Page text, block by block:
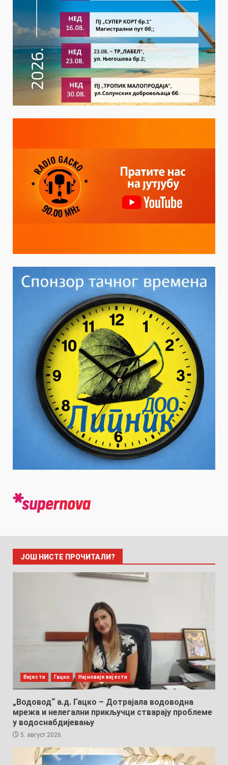
ЈОШ НИСТЕ ПРОЧИТАЛИ?
Вијести Гацко Најновије вијести
„Водовод“ а.д. Гацко – Дотрајала водоводна
мрежа и нелегални прикључци стварају проблеме
у водоснабдијевању
5. август 2026.